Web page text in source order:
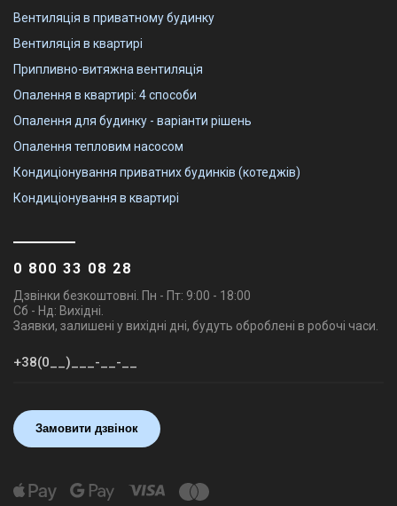
Вентиляція в приватному будинку
Вентиляція в квартирі
Припливно-витяжна вентиляція
Опалення в квартирі: 4 способи
Опалення для будинку - варіанти рішень
Опалення тепловим насосом
Кондиціонування приватних будинків (котеджів)
Кондиціонування в квартирі
0 800 33 08 28
Дзвінки безкоштовні. Пн - Пт: 9:00 - 18:00
Сб - Нд: Вихідні.
Заявки, залишені у вихідні дні, будуть оброблені в робочі часи.
Замовити дзвінок